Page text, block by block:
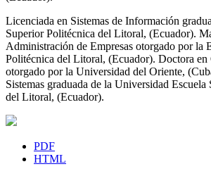
Licenciada en Sistemas de Información
Superior Politécnica del Litoral, (Ecuador).
Administración de Empresas otorgado por la
Politécnica del Litoral, (Ecuador). Doctora en
otorgado por la Universidad del Oriente,
Sistemas graduada de la Universidad
del Litoral, (Ecuador).
PDF
HTML